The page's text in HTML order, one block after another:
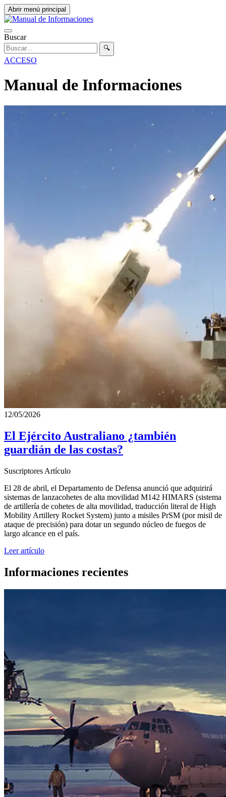
Abrir menú principal
Buscar
🔍
ACCESO
Manual de Informaciones
12/05/2026
El Ejército Australiano ¿también
guardián de las costas?
Suscriptores Artículo
El 28 de abril, el Departamento de Defensa anunció que adquirirá
sistemas de lanzacohetes de alta movilidad M142 HIMARS (sistema
de artillería de cohetes de alta movilidad, traducción literal de High
Mobility Artillery Rocket System) junto a misiles PrSM (por misil de
ataque de precisión) para dotar un segundo núcleo de fuegos de
largo alcance en el país.
Leer artículo
Informaciones recientes